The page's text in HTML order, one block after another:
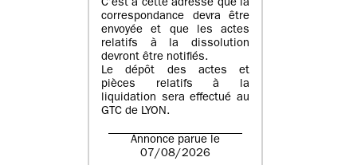
C’est à cette adresse que la
correspondance devra être
envoyée et que les actes
relatifs à la dissolution
devront être notifiés.
Le dépôt des actes et
pièces relatifs à la
liquidation sera effectué au
GTC de LYON.
Annonce parue le
07/08/2026